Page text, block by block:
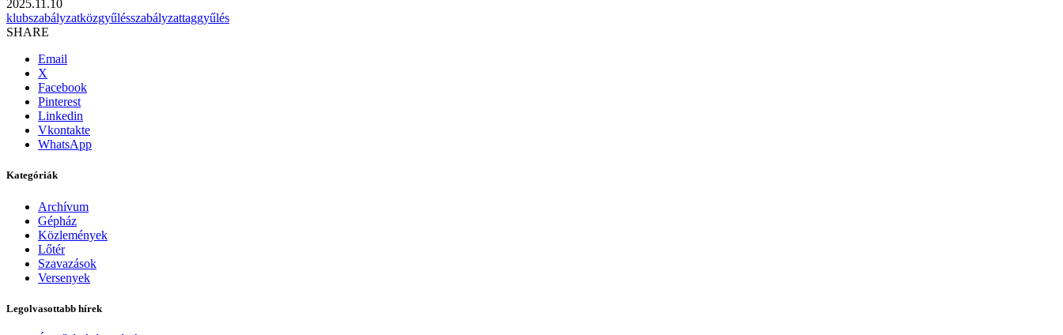
2025.11.10
klubszabályzatközgyűlésszabályzattaggyűlés
SHARE
Email
X
Facebook
Pinterest
Linkedin
Vkontakte
WhatsApp
Kategóriák
Archívum
Gépház
Közlemények
Lőtér
Szavazások
Versenyek
Legolvasottabb hírek